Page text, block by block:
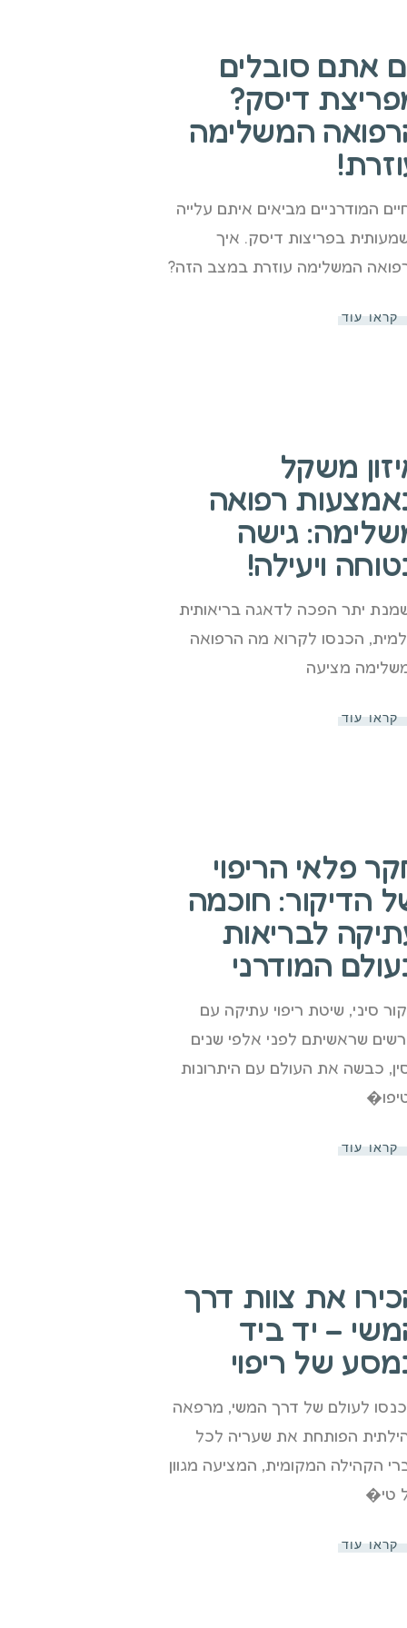
אתם סובלים
דיסק?
המשלימה
המודרניים מביאים איתם עלייה
בפריצות דיסק. איך
המשלימה עוזרת במצב הזה?
קראו עוד
משקל
רפואה
גישה
ויעילה!
יתר הפכה לדאגה בריאותית
הכנסו לקרוא מה הרפואה
מציעה
קראו עוד
פלאי הריפוי
הדיקור: חוכמה
לבריאות
המודרני
סיני, שיטת ריפוי עתיקה עם
שראשיתם לפני אלפי שנים
כבשה את העולם עם היתרונות
קראו עוד
את צוות דרך
– יד ביד
של ריפוי
לעולם של דרך המשי, מרפאה
הפותחת את שעריה לכל
הקהילה המקומית, המציעה מגוון
טי�
קראו עוד